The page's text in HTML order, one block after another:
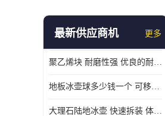
旱地冰壶
MGA滑板滑块
MGE滑板滑块
最新供应商机 更多
聚乙烯块 耐磨性强 优良的耐低温
地板冰壶球多少钱一个 可移动 可拆装 滑行阻力小
大理石陆地冰壶 快速拆装 体积小 重量轻